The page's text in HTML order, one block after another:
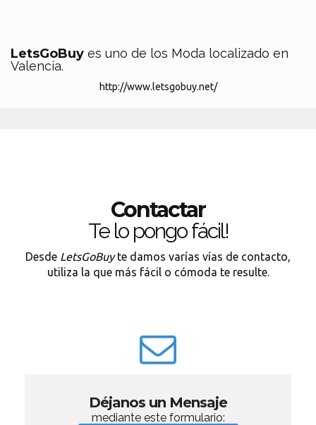
LetsGoBuy es uno de los Moda localizado en
Valencia.
http://www.letsgobuy.net/
Contactar
Te lo pongo fácil!
Desde LetsGoBuyte damos varías vías de contacto,
utiliza la que más fácil o cómoda te resulte.
Déjanos un Mensaje
mediante este formulario: